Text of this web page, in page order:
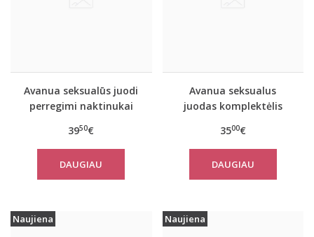
Avanua seksualūs juodi
perregimi naktinukai
3950€
DAUGIAU
Avanua seksualus
juodas komplektėlis
3500€
DAUGIAU
Naujiena Naujiena